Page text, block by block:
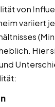
von
variiert
Hier